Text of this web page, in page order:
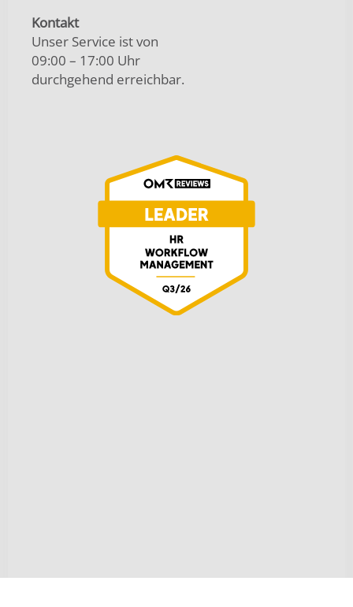
Kontakt
Unser Service ist von
09:00 – 17:00 Uhr
durchgehend erreichbar.